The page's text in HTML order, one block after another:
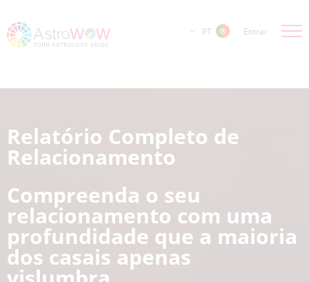
PT Entrar
Relatório Completo de
Relacionamento
Compreenda o seu
relacionamento com uma
profundidade que a maioria
dos casais apenas